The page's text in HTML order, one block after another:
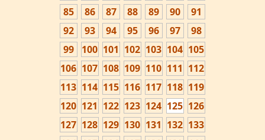
85
86 87 88 89 90
91
92
93 94 95 96 97
98
99
100 101 102 103 104 105
106 107 108 109 110 111 112
113 114 115 116 117 118 119
120 121 122 123 124 125 126
127 128 129 130 131 132 133